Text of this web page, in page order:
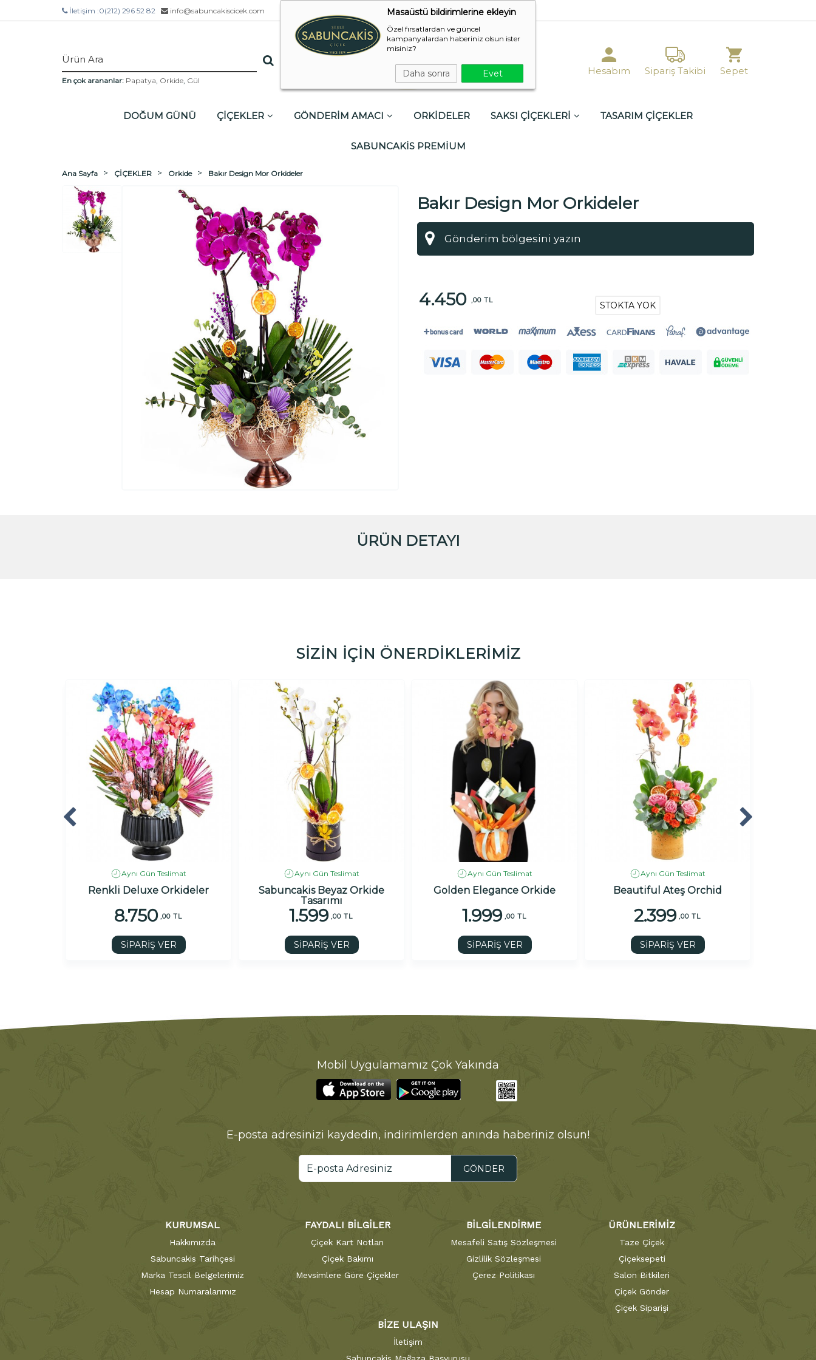
Masaüstü bildirimlerine ekleyin
Özel fırsatlardan ve güncel
kampanyalardan haberiniz olsun ister
misiniz?
Daha sonra Evet
İletişim :0(212) 296 52 82 info@sabuncakiscicek.com
En çok arananlar: Papatya, Orkide, Gül
Hesabım Sipariş Takibi Sepet
DOĞUM GÜNÜ ÇİÇEKLER GÖNDERİM AMACI ORKİDELER SAKSI ÇİÇEKLERİ TASARIM ÇİÇEKLER
SABUNCAKİS PREMİUM
Ana Sayfa ÇİÇEKLER Orkide Bakır Design Mor Orkideler
Bakır Design Mor Orkideler
4.450 ,00 TL
STOKTA YOK
ÜRÜN DETAYI
SİZİN İÇİN ÖNERDİKLERİMİZ
Aynı Gün Teslimat
Renkli Deluxe Orkideler
8.750 ,00 TL
SİPARİŞ VER
Aynı Gün Teslimat
Sabuncakis Beyaz Orkide
Tasarımı
1.599 ,00 TL
SİPARİŞ VER
Aynı Gün Teslimat
Golden Elegance Orkide
1.999 ,00 TL
SİPARİŞ VER
Aynı Gün Teslimat
Beautiful Ateş Orchid
2.399 ,00 TL
SİPARİŞ VER
Mobil Uygulamamız Çok Yakında
E-posta adresinizi kaydedin, indirimlerden anında haberiniz olsun!
GÖNDER
KURUMSAL
Hakkımızda
Sabuncakis Tarihçesi
Marka Tescil Belgelerimiz
Hesap Numaralarımız
FAYDALI BİLGİLER
Çiçek Kart Notları
Çiçek Bakımı
Mevsimlere Göre Çiçekler
BİLGİLENDİRME
Mesafeli Satış Sözleşmesi
Gizlilik Sözleşmesi
Çerez Politikası
ÜRÜNLERİMİZ
Taze Çiçek
Çiçeksepeti
Salon Bitkileri
Çiçek Gönder
Çiçek Siparişi
BİZE ULAŞIN
İletişim